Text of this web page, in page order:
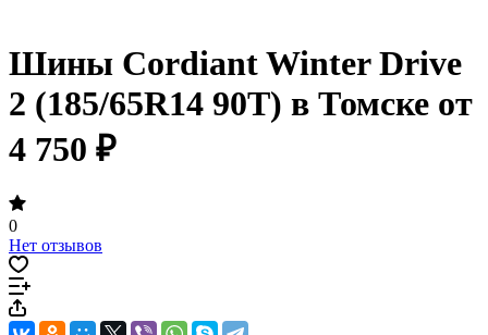
Шины Cordiant Winter Drive
2 (185/65R14 90T) в Томске от
4 750 ₽
0
Нет отзывов